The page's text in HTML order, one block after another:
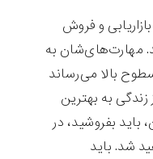
و فروش
مهارت‌های‌شان به
بالا می‌رساند
به بهترین
بفروشید،‌ در
شد. باید